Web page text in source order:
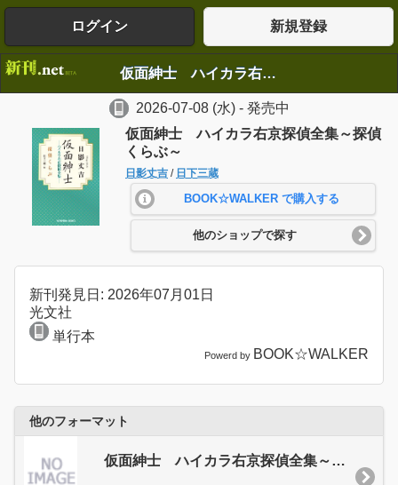
ログイン 新規登録
仮面紳士 ハイカラ右京探偵全集～探偵くらぶ～
2026-07-08(水)- 発売中
仮面紳士 ハイカラ右京探偵全集～探偵
くらぶ～
日影丈吉 / 日下三蔵
BOOK☆WALKER で購入する
他のショップで探す
新刊発見日: 2026年07月01日
光文社
単行本
Powerd by BOOK☆WALKER
他のフォーマット
仮面紳士 ハイカラ右京探偵全集～探偵くらぶ～